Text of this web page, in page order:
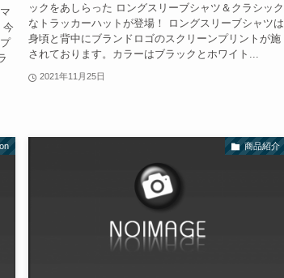
今
ックをあしらった ロングスリーブシャツ＆クラシック
なトラッカーハットが登場！ ロングスリーブシャツは
身頃と背中にブランドロゴのスクリーンプリントが施
されております。カラーはブラックとホワイト...
2021年11月25日
商品紹介